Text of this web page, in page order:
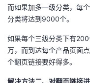
而如果加多一级分类，每
分类将达到9000个。
如果每个三级分类下有
万，而到达每个产品页面
个翻页链接要好得多。